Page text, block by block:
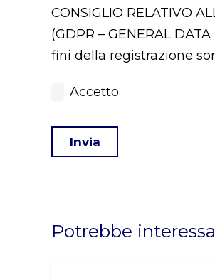
CONSIGLIO RELATIVO
(GDPR – GENERAL
fini della registrazione
Accetto
Invia
should
Potrebbe